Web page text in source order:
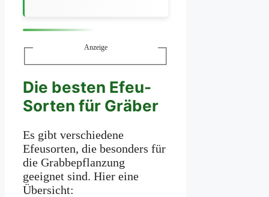
Anzeige
Die besten Efeu-
Sorten für Gräber
Es gibt verschiedene
Efeusorten, die besonders für
die Grabbepflanzung
geeignet sind. Hier eine
Übersicht: